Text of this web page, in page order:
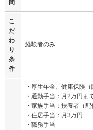
間
こ
だ
わ
り
条
件
経験者のみ
・厚生年金、健康保険
・通勤手当：月2万円ま
・家族手当：扶養者（
・住居手当：月3万円
・職務手当